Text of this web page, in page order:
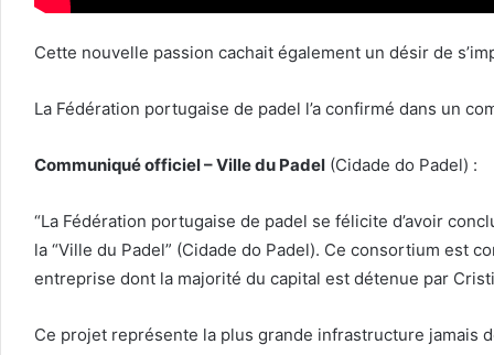
Cette nouvelle passion cachait également un désir de
La Fédération portugaise de padel l’a confirmé dans un
Communiqué officiel – Ville du Padel (Cidade do Padel) :
“La Fédération portugaise de padel se félicite d’avoir
la “Ville du Padel” (Cidade do Padel). Ce consortium est
entreprise dont la majorité du capital est détenue par
Ce projet représente la plus grande infrastructure jamais